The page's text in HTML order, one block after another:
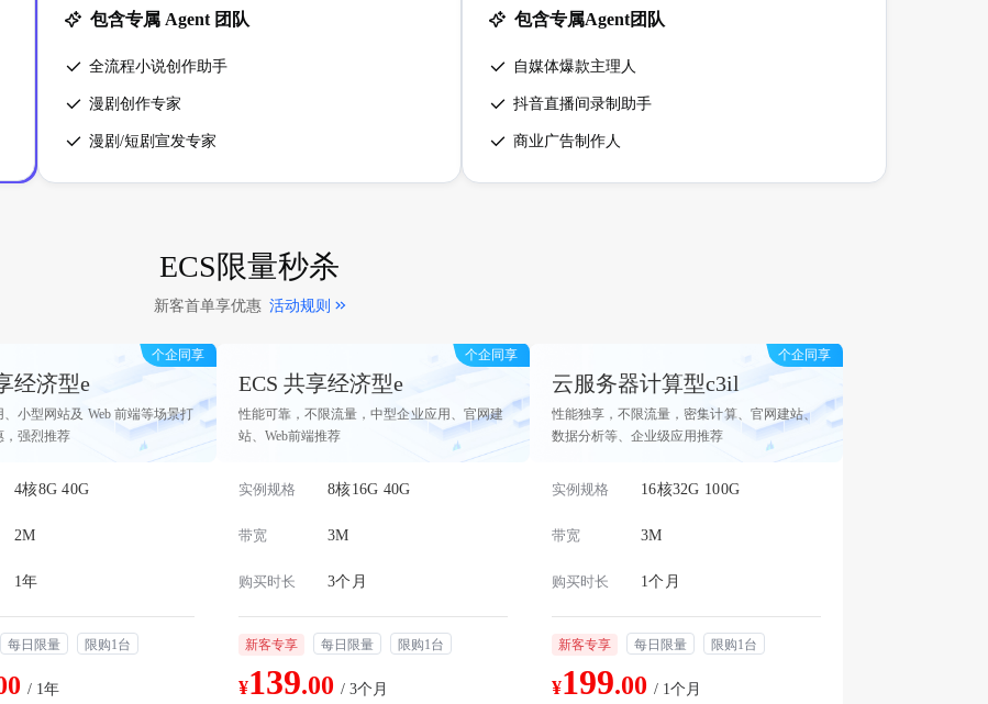
包含专属 Agent 团队
全流程小说创作助手
漫剧创作专家
漫剧/短剧宣发专家
包含专属Agent团队
自媒体爆款主理人
抖音直播间录制助手
商业广告制作人
ECS限量秒杀
新客首单享优惠 活动规则
个企同享
经济型e
小型网站及 Web 前端等场景打
，强烈推荐
4核8G 40G
2M
1年
每日限量 限购1台
/ 1年
个企同享
ECS 共享经济型e
性能可靠，不限流量，中型企业应用、官网建
站、Web前端推荐
实例规格 8核16G 40G
带宽 3M
购买时长 3个月
新客专享 每日限量 限购1台
¥139.00 / 3个月
个企同享
云服务器计算型c3il
性能独享，不限流量，密集计算、官网建站、
数据分析等、企业级应用推荐
实例规格 16核32G 100G
带宽 3M
购买时长 1个月
新客专享 每日限量 限购1台
¥199.00 / 1个月